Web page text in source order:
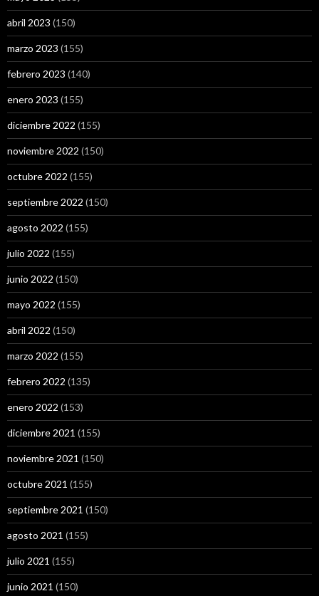
abril 2023 (150)
marzo 2023 (155)
febrero 2023 (140)
enero 2023 (155)
diciembre 2022 (155)
noviembre 2022 (150)
octubre 2022 (155)
septiembre 2022 (150)
agosto 2022 (155)
julio 2022 (155)
junio 2022 (150)
mayo 2022 (155)
abril 2022 (150)
marzo 2022 (155)
febrero 2022 (135)
enero 2022 (153)
diciembre 2021 (155)
noviembre 2021 (150)
octubre 2021 (155)
septiembre 2021 (150)
agosto 2021 (155)
julio 2021 (155)
junio 2021 (150)